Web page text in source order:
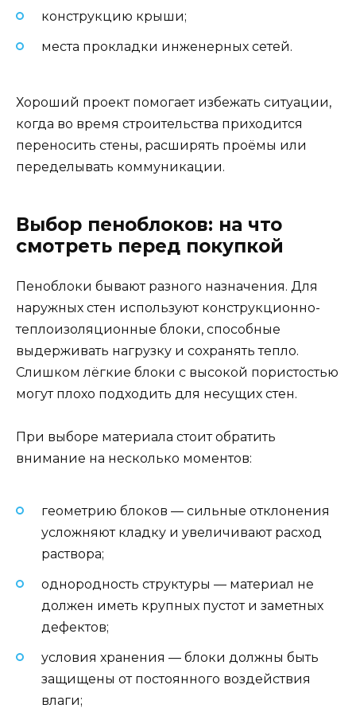
конструкцию крыши;
места прокладки инженерных сетей.
Хороший проект помогает избежать ситуации,
когда во время строительства приходится
переносить стены, расширять проёмы или
переделывать коммуникации.
Выбор пеноблоков: на что
смотреть перед покупкой
Пеноблоки бывают разного назначения. Для
наружных стен используют конструкционно-
теплоизоляционные блоки, способные
выдерживать нагрузку и сохранять тепло.
Слишком лёгкие блоки с высокой пористостью
могут плохо подходить для несущих стен.
При выборе материала стоит обратить
внимание на несколько моментов:
геометрию блоков — сильные отклонения
усложняют кладку и увеличивают расход
раствора;
однородность структуры — материал не
должен иметь крупных пустот и заметных
дефектов;
условия хранения — блоки должны быть
защищены от постоянного воздействия
влаги;